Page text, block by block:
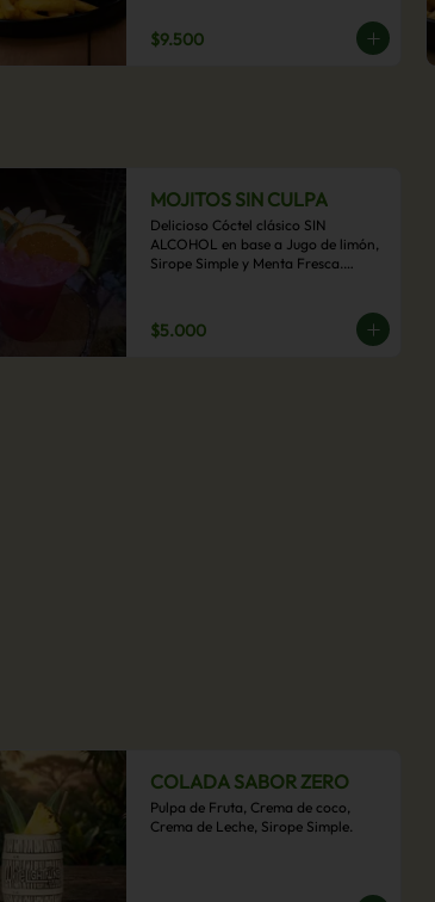
de papas fritas.
$9.500
MOJITOS SIN CULPA
Delicioso Cóctel clásico SIN
ALCOHOL en base a Jugo de limón,
Sirope Simple y Menta Fresca.
$5.000
COLADA SABOR ZERO
Pulpa de Fruta, Crema de coco,
Crema de Leche, Sirope Simple.